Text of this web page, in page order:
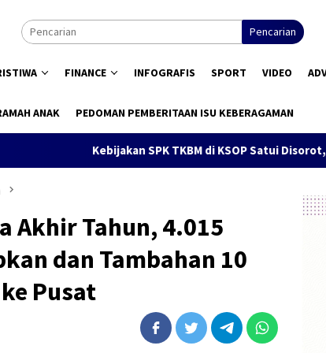
Pencarian
FINANCE INFOGRAFIS SPORT VIDEO
ANAK PEDOMAN PEMBERITAAN ISU KEBERAGAMAN
Kebijakan SPK TKBM di KSOP Satui Disorot, Pengguna
Akhir Tahun, 4.015
dan Tambahan 10
Pusat